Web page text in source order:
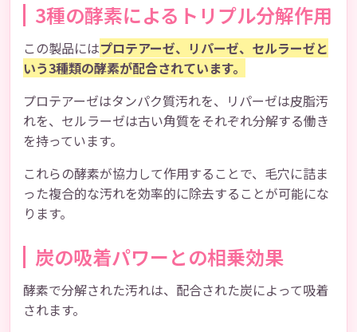
3種の酵素によるトリプル分解作用
この製品にはプロテアーゼ、リパーゼ、セルラーゼと
いう3種類の酵素が配合されています。
プロテアーゼはタンパク質汚れを、リパーゼは皮脂汚
れを、セルラーゼは古い角質をそれぞれ分解する働き
を持っています。
これらの酵素が協力して作用することで、毛穴に詰ま
った複合的な汚れを効率的に除去することが可能にな
ります。
炭の吸着パワーとの相乗効果
酵素で分解された汚れは、配合された炭によって吸着
されます。